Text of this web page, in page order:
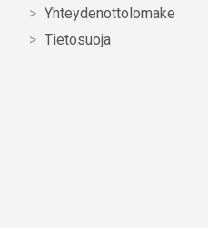
Yhteydenottolomake
Tietosuoja